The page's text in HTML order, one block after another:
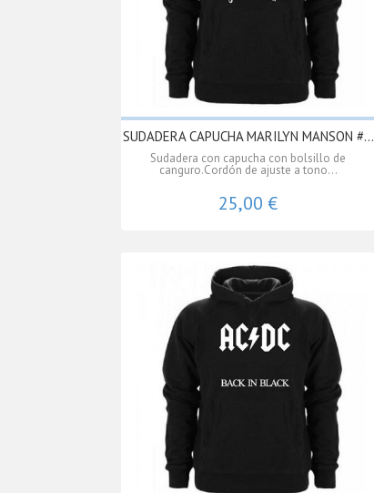
SUDADERA CAPUCHA MARILYN MANSON #...
Sudadera con capucha con bolsillo de
canguro.Cordón de ajuste a tono...
25,00 €